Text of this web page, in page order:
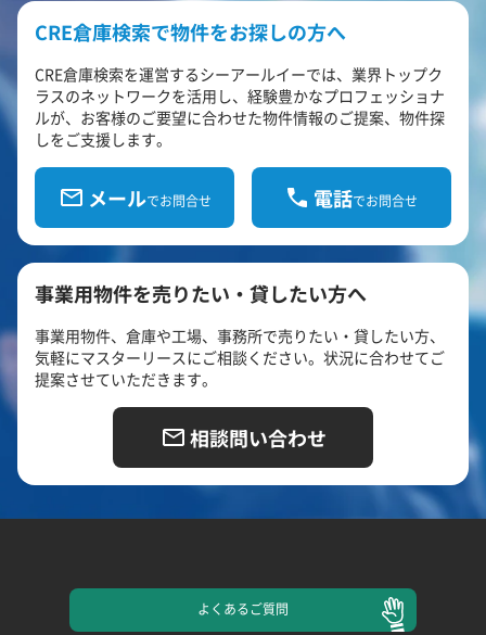
CRE倉庫検索で物件をお探しの方へ
CRE倉庫検索を運営するシーアールイーでは、業界トップク
ラスのネットワークを活用し、経験豊かなプロフェッショナ
ルが、お客様のご要望に合わせた物件情報のご提案、物件探
しをご支援します。
メールでお問合せ 電話でお問合せ
事業用物件を売りたい・貸したい方へ
事業用物件、倉庫や工場、事務所で売りたい・貸したい方、
気軽にマスターリースにご相談ください。状況に合わせてご
提案させていただきます。
相談問い合わせ
よくあるご質問